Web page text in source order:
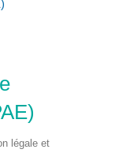
légale et